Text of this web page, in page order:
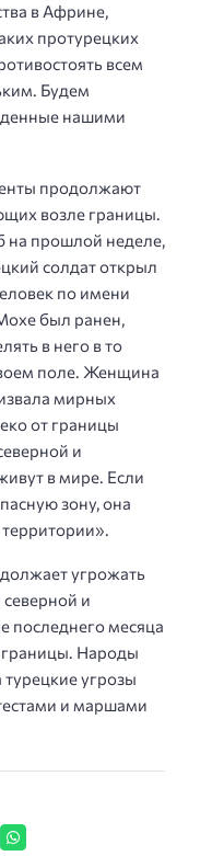
в Африне,
протурецких
всем
Будем
нашими
продолжают
возле границы.
на прошлой неделе,
солдат открыл
по имени
был ранен,
в него в то
поле. Женщина
мирных
от границы
и
в мире. Если
зону, она
угрожать
и
последнего месяца
Народы
угрозы
и маршами